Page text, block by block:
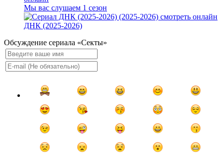
Мы вас слушаем 1 сезон
ДНК (2025-2026)
Обсуждение сериала «Секты»